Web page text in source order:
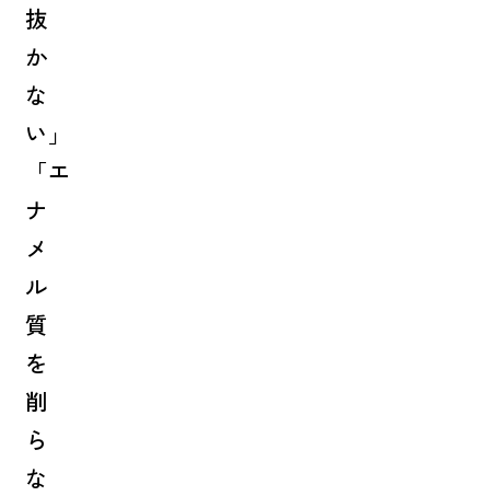
抜
か
な
い」
「エ
ナ
メ
ル
質
を
削
ら
な